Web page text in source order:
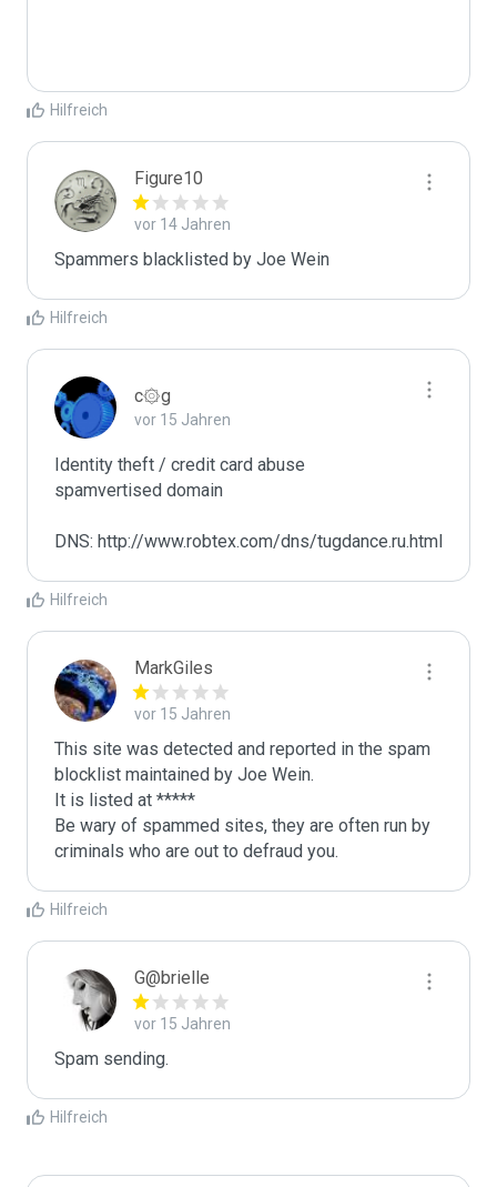
Hilfreich
Figure10
vor 14 Jahren
Spammers blacklisted by Joe Wein
Hilfreich
c۞g
vor 15 Jahren
Identity theft / credit card abuse
spamvertised domain
DNS: http://www.robtex.com/dns/tugdance.ru.html
Hilfreich
MarkGiles
vor 15 Jahren
This site was detected and reported in the spam
blocklist maintained by Joe Wein.
It is listed at *****
Be wary of spammed sites, they are often run by
criminals who are out to defraud you.
Hilfreich
G@brielle
vor 15 Jahren
Spam sending.
Hilfreich